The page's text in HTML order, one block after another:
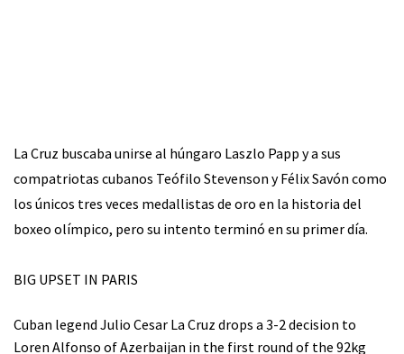
La Cruz buscaba unirse al húngaro Laszlo Papp y a sus
compatriotas cubanos Teófilo Stevenson y Félix Savón como
los únicos tres veces medallistas de oro en la historia del
boxeo olímpico, pero su intento terminó en su primer día.
BIG UPSET IN PARIS
Cuban legend Julio Cesar La Cruz drops a 3-2 decision to
Loren Alfonso of Azerbaijan in the first round of the 92kg